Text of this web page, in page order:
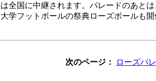
全国に中継されます。パレードのあと
学フットボールの祭典ローズボールも開
次のページ： ローズパ